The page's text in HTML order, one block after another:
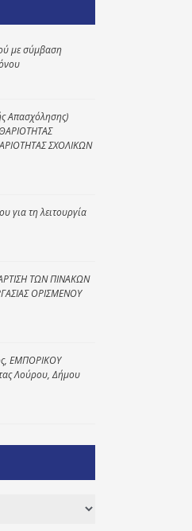
με σύμβαση
Απασχόλησης)
ΣΧΟΛΙΚΩΝ
για τη λειτουργία
ΤΩΝ ΠΙΝΑΚΩΝ
ΟΡΙΣΜΕΝΟΥ
ΕΜΠΟΡΙΚΟΥ
Λούρου, Δήμου